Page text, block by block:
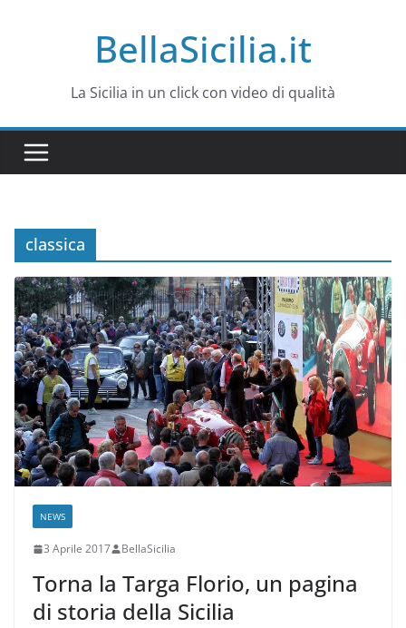
BellaSicilia.it
La Sicilia in un click con video di qualità
classica
NEWS
3 Aprile 2017 BellaSicilia
Torna la Targa Florio, un pagina
di storia della Sicilia